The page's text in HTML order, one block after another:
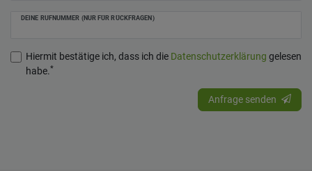
DEINE RUFNUMMER (NUR FÜR RÜCKFRAGEN)
Hiermit bestätige ich, dass ich die Daten­schutz­erklärung gelesen
habe.*
Anfrage senden